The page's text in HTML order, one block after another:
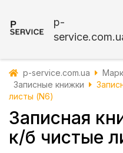
p-
p-service.com.ua
Записные книжки
листы (N6)
Записная
к/б чистые